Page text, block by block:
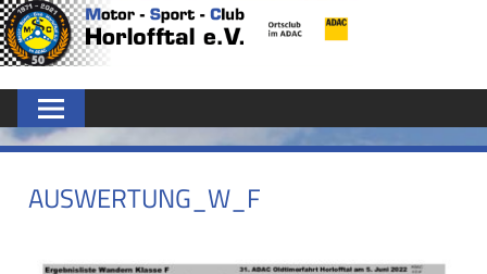
Zum
Inhalt
MSC
HORLOFFTAL
E.V.
AUSWERTUNG_W_F